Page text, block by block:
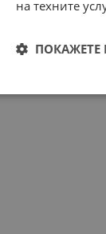
на техните